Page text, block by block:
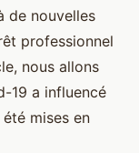
de nouvelles
professionnel
nous allons
19 a influencé
mises en